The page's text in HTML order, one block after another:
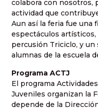
colabora con nosotros,
actividad que
Aun así la feria fue una
espectáculos artísticos,
percusión Triciclo, y
alumnas de la escuela
Programa ACTJ
El programa
Juveniles organizan la
depende de la